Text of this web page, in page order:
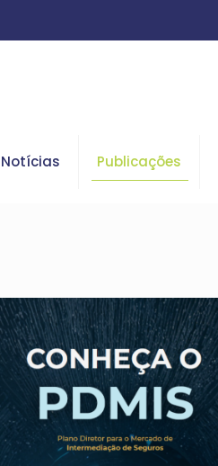
Notícias Publicações